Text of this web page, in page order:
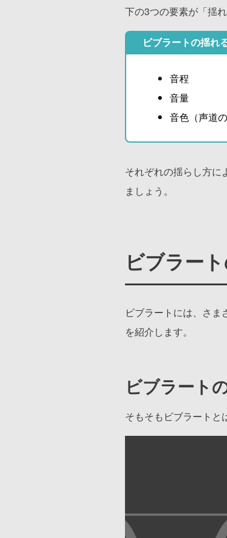
下の3つの要素が「揺れ
ビブラートの揺れ
音程
音量
音色（声道
それぞれの揺らし方に
ましょう。
ビブラー
ビブラートには、さ
を紹介します。
ビブラート
そもそもビブラートと